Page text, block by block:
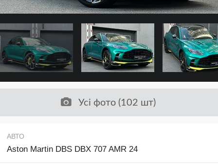
Усі фото (102 шт)
АВТО
Aston Martin DBS DBX 707 AMR 24